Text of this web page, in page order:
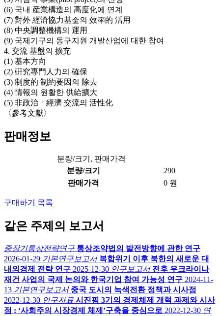
(6) 국내 産業構造의 高度化에 연계
(7) 對外 經濟協力基金의 效率的 活用
(8) 中央調整機構의 運用
(9) 국제기구의 동구지원 개발산업에 대한 참여
4. 交流 基盤의 擴充
(1) 基本方向
(2) 硏究專門人力의 確保
(3) 制度的 制約要因의 除去
(4) 情報의 원활한 供給擴大
(5) 非政治ㆍ經濟 交流의 活性化
〈參考文獻〉
판매정보
분량/크기, 판매가격
분량/크기
290
판매가격
0 원
구매하기 목록
같은 주제의 보고서
중장기통상전략연구 통상조약법의 발전방향에 관한 연구
2026-01-29 기본연구보고서 복합위기 이후 북한의 새로운 대
내외경제 전략 연구 2025-12-30 연구보고서 전후 우크라이나
재건 사업의 국제 논의와 한국기업 참여 가능성 연구 2024-11-
13 기본연구보고서 중국 도시의 녹색전환 정책과 시사점
2022-12-30 연구자료 시진핑 3기의 경제체제 개혁 과제와 시사
점 : ‘사회주의 시장경제 체제’구축을 중심으로 2022-12-30 연